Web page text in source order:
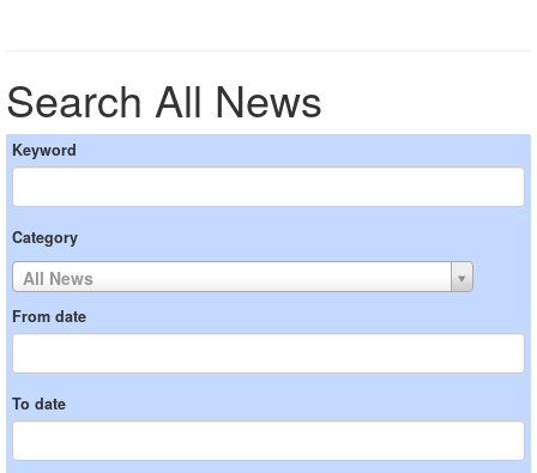
Search All News
Keyword
Category
All News
From date
To date